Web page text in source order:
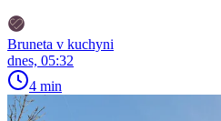
Bruneta v kuchyni
dnes, 05:32
4 min